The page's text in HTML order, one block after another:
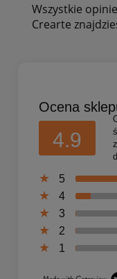
Wszystkie
Crearte
Ocena
4.9
5
4
3
2
1